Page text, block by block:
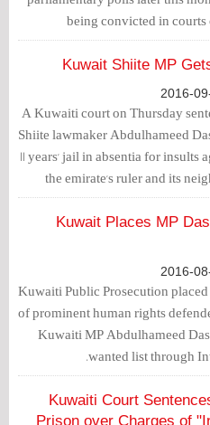
being convicted in courts
fulfilling nomination
Kuwait Shiite MP
A Kuwaiti court on Thursday
Shiite lawmaker Abdulhameed
11 years' jail in absentia for insults
the emirate's ruler and its
Saudi
Kuwait Places MP
Kuwaiti Public Prosecution placed
of prominent human rights
Kuwaiti MP Abdulhameed
wanted list through
Kuwaiti Court
Prison over Charges of